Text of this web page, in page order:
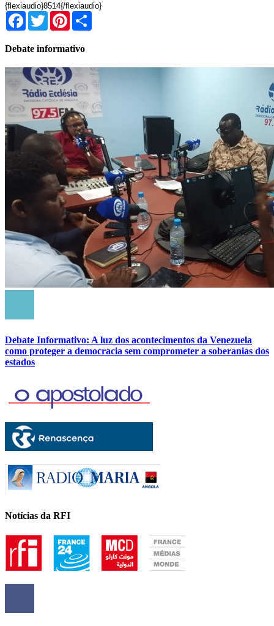
{flexiaudio}8514{/flexiaudio}
Facebook
TwitterPinterest
Debate informativo
Debate Informativo: A luz dos acontecimentos da Venezuela
como proteger a democracia sem comprometer a soberanias dos
estados
Notícias da RFI